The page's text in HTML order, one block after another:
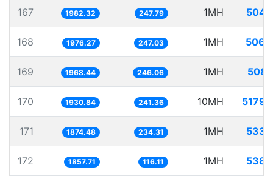
167 1982.32 247.79 1MH
168 1976.27 247.03 1MH
169 1968.44 246.06 1MH
170 1930.84 241.36 10MH
171 1874.48 234.31 1MH
172 1857.71 116.11 1MH